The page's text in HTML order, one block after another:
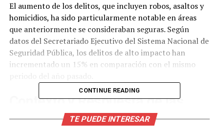
El aumento de los delitos, que incluyen robos, asaltos y
homicidios, ha sido particularmente notable en áreas
que anteriormente se consideraban seguras. Según
datos del Secretariado Ejecutivo del Sistema Nacional de
Seguridad Pública, los delitos de alto impacto han
incrementado un 15% en comparación con el mismo
Contexto y Respuesta de las
Autoridades
CONTINUE READING
TE PUEDE INTERESAR